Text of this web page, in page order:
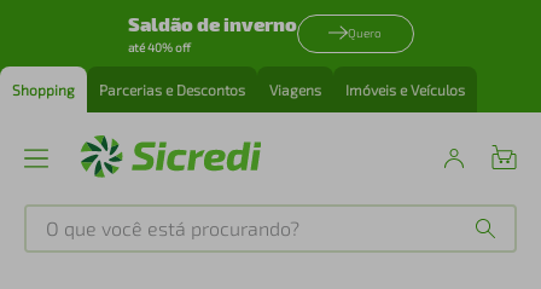
Saldão de inverno
até 40% off
Quero
Shopping Parcerias e Descontos Viagens Imóveis e Veículos
O que você está procurando?